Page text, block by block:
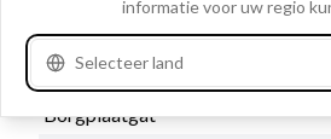
Positie/snaar
Binnendiameter
Borgplaatgat
informatie voor uw regio
Selecteer land